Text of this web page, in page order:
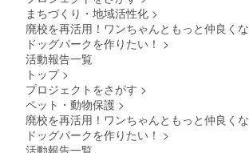
まちづくり・地域活性化 >
廃校を再活用！ワンちゃんともっと仲良く
ドッグパークを作りたい！ >
活動報告一覧
トップ >
プロジェクトをさがす >
ペット・動物保護 >
廃校を再活用！ワンちゃんともっと仲良く
ドッグパークを作りたい！ >
活動報告一覧